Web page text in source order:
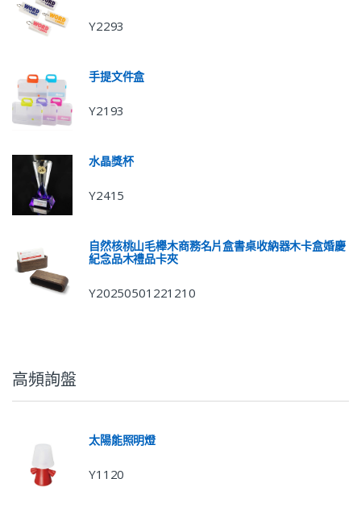
Y2293
手提文件盒
Y2193
水晶獎杯
Y2415
自然核桃山毛櫸木商務名片盒書桌收納器木卡盒婚慶
紀念品木禮品卡夾
Y20250501221210
高頻詢盤
太陽能照明燈
Y1120